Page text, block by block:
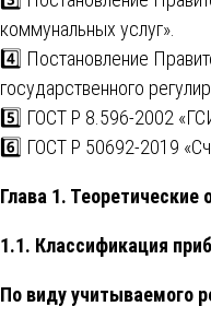
коммунальных услуг».
4️⃣ Постановление
государственного
5️⃣ ГОСТ Р 8.596-2002
6️⃣ ГОСТ Р 50692-2019
Глава 1.
1.1. Классификация
По виду учитываемого